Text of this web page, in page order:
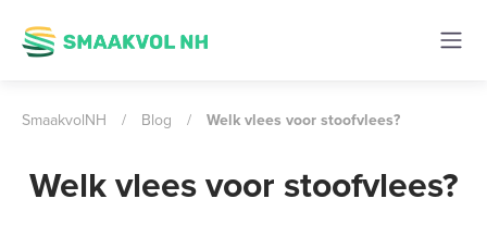
SmaakvolNH / Blog / Welk vlees voor stoofvlees?
Welk vlees voor stoofvlees?